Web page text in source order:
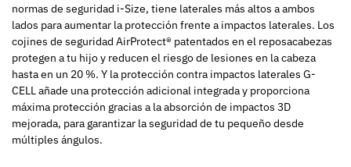
normas de seguridad i-Size, tiene laterales más altos a ambos
lados para aumentar la protección frente a impactos laterales. Los
cojines de seguridad AirProtect® patentados en el reposacabezas
protegen a tu hijo y reducen el riesgo de lesiones en la cabeza
hasta en un 20 %. Y la protección contra impactos laterales G-
CELL añade una protección adicional integrada y proporciona
máxima protección gracias a la absorción de impactos 3D
mejorada, para garantizar la seguridad de tu pequeño desde
múltiples ángulos.